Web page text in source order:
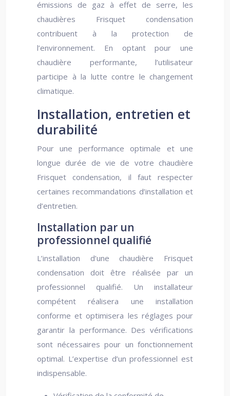
émissions de gaz à effet de serre, les
chaudières Frisquet condensation
contribuent à la protection de
l’environnement. En optant pour une
chaudière performante, l’utilisateur
participe à la lutte contre le changement
climatique.
Installation, entretien et
durabilité
Pour une performance optimale et une
longue durée de vie de votre chaudière
Frisquet condensation, il faut respecter
certaines recommandations d’installation et
d’entretien.
Installation par un
professionnel qualifié
L’installation d’une chaudière Frisquet
condensation doit être réalisée par un
professionnel qualifié. Un installateur
compétent réalisera une installation
conforme et optimisera les réglages pour
garantir la performance. Des vérifications
sont nécessaires pour un fonctionnement
optimal. L’expertise d’un professionnel est
indispensable.